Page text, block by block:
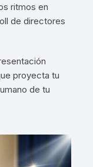
ritmos en
de directores
proyecta tu
de tu